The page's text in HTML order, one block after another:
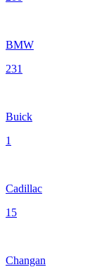
BMW
231
Buick
1
Cadillac
15
Changan